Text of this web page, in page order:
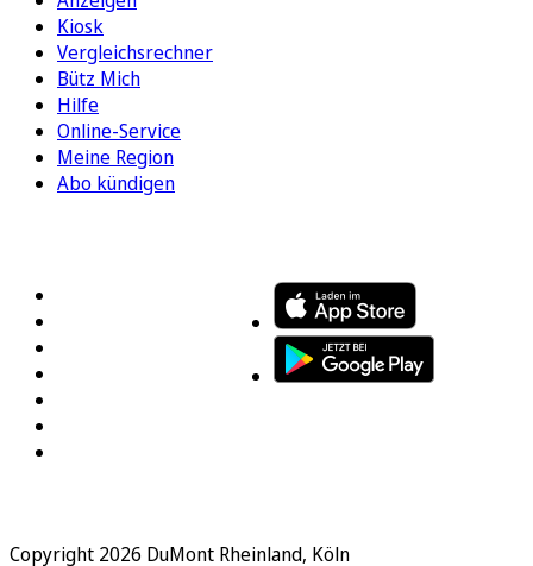
Kiosk
Vergleichsrechner
Bütz Mich
Hilfe
Online-Service
Meine Region
Abo kündigen
Copyright 2026 DuMont Rheinland, Köln